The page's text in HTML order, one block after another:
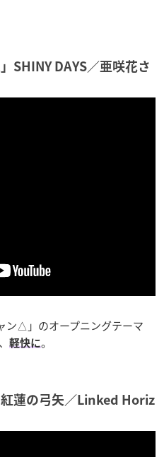
SHINY DAYS／亜咲花さ
ン△」のオープニングテーマ
軽快に。
蓮の弓矢／Linked Horiz